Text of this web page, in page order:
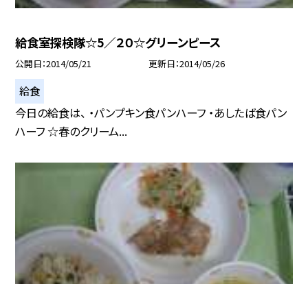
給食室探検隊☆5／２０☆グリーンピース
公開日 2014/05/21 更新日 2014/05/26
給食
今日の給食は、 ・パンプキン食パンハーフ ・あしたば食パン
ハーフ ☆春のクリーム...